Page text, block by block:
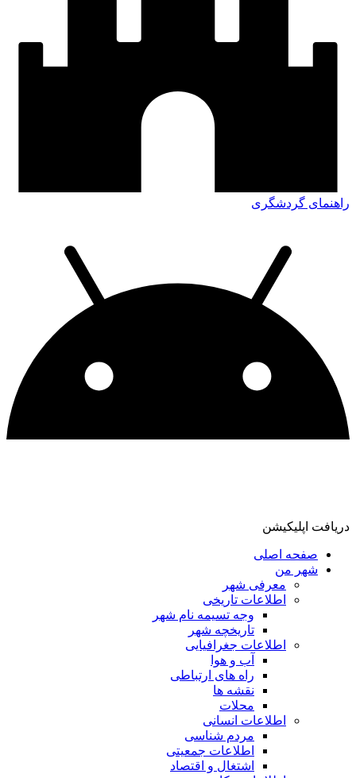
راهنمای گردشگری
دریافت اپلیکیشن
صفحه اصلی
شهر من
معرفی شهر
اطلاعات تاریخی
وجه تسیمه نام شهر
تاریخچه شهر
اطلاعات جغرافیایی
آب و هوا
راه های ارتباطی
نقشه ها
محلات
اطلاعات انسانی
مردم شناسی
اطلاعات جمعیتی
اشتغال و اقتصاد